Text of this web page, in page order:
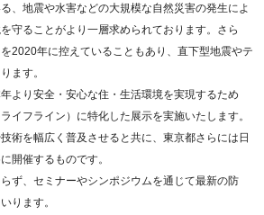
、地震や水害などの大規模な自然災害の発生によ
守ることがより一層求められております。さら
2020年に控えていることもあり、直下型地震やテ
ます。
より安全・安心な住・生活環境を実現するため
イフライン）に特化した展示を実施いたします。
術を幅広く普及させると共に、東京都さらには日
開催するものです。
ず、セミナーやシンポジウムを通じて最新の防
ります。